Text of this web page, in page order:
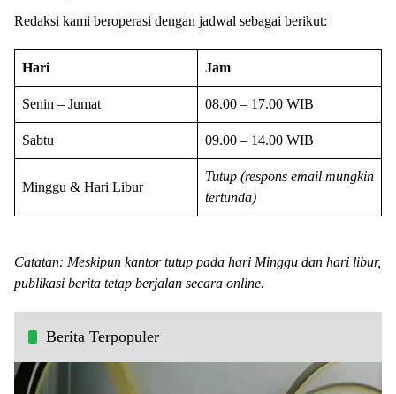
Redaksi kami beroperasi dengan jadwal sebagai berikut:
Hari Jam
Senin – Jumat 08.00 – 17.00 WIB
Sabtu 09.00 – 14.00 WIB
Minggu & Hari Libur
Tutup (respons email mungkin
tertunda)
Catatan: Meskipun kantor tutup pada hari Minggu dan hari libur,
publikasi berita tetap berjalan secara online.
Berita Terpopuler